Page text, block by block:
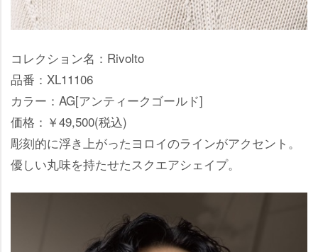
コレクション名：Rivolto
品番：XL11106
カラー：AG[アンティークゴールド]
価格：￥49,500(税込)
彫刻的に浮き上がったヨロイのラインがアクセント。
優しい丸味を持たせたスクエアシェイプ。